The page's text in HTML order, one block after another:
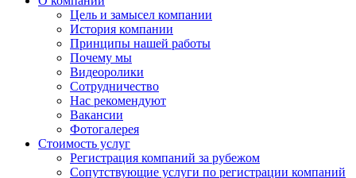
Цель и замысел компании
История компании
Принципы нашей работы
Почему мы
Видеоролики
Сотрудничество
Нас рекомендуют
Вакансии
Фотогалерея
Стоимость услуг
Регистрация компаний за рубежом
Сопутствующие услуги по регистрации компаний